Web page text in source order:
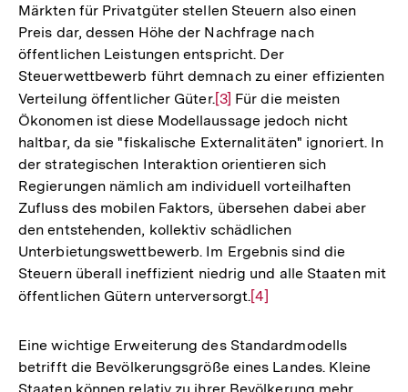
Märkten für Privatgüter stellen Steuern also einen
Preis dar, dessen Höhe der Nachfrage nach
öffentlichen Leistungen entspricht. Der
Steuerwettbewerb führt demnach zu einer effizienten
Verteilung öffentlicher Güter.Zur
Auflösung
der
Fußnote
[3] Für die meisten
Ökonomen ist diese Modellaussage jedoch nicht
haltbar, da sie "fiskalische Externalitäten" ignoriert. In
der strategischen Interaktion orientieren sich
Regierungen nämlich am individuell vorteilhaften
Zufluss des mobilen Faktors, übersehen dabei aber
den entstehenden, kollektiv schädlichen
Unterbietungswettbewerb. Im Ergebnis sind die
Steuern überall ineffizient niedrig und alle Staaten mit
öffentlichen Gütern unterversorgt.Zur
der
Fußnote
[4]
Eine wichtige Erweiterung des Standardmodells
betrifft die Bevölkerungsgröße eines Landes. Kleine
Staaten können relativ zu ihrer Bevölkerung mehr